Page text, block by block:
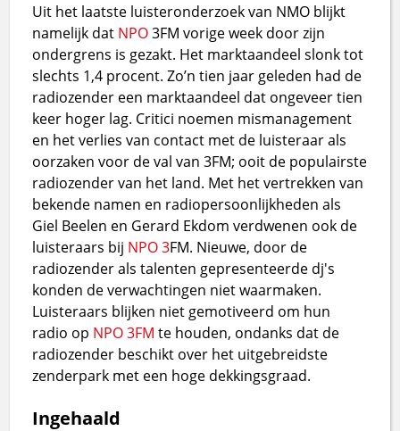
Uit het laatste luisteronderzoek van NMO blijkt
namelijk dat NPO3FM vorige week door zijn
ondergrens is gezakt. Het marktaandeel slonk tot
slechts 1,4 procent. Zo’n tien jaar geleden had de
radiozender een marktaandeel dat ongeveer tien
keer hoger lag. Critici noemen mismanagement
en het verlies van contact met de luisteraar als
oorzaken voor de val van 3FM; ooit de populairste
radiozender van het land. Met het vertrekken van
bekende namen en radiopersoonlijkheden als
Giel Beelen en Gerard Ekdom verdwenen ook de
luisteraars bij NPO 3FM. Nieuwe, door de
radiozender als talenten gepresenteerde dj's
konden de verwachtingen niet waarmaken.
Luisteraars blijken niet gemotiveerd om hun
radio op NPO 3FM te houden, ondanks dat de
radiozender beschikt over het uitgebreidste
zenderpark met een hoge dekkingsgraad.
Ingehaald